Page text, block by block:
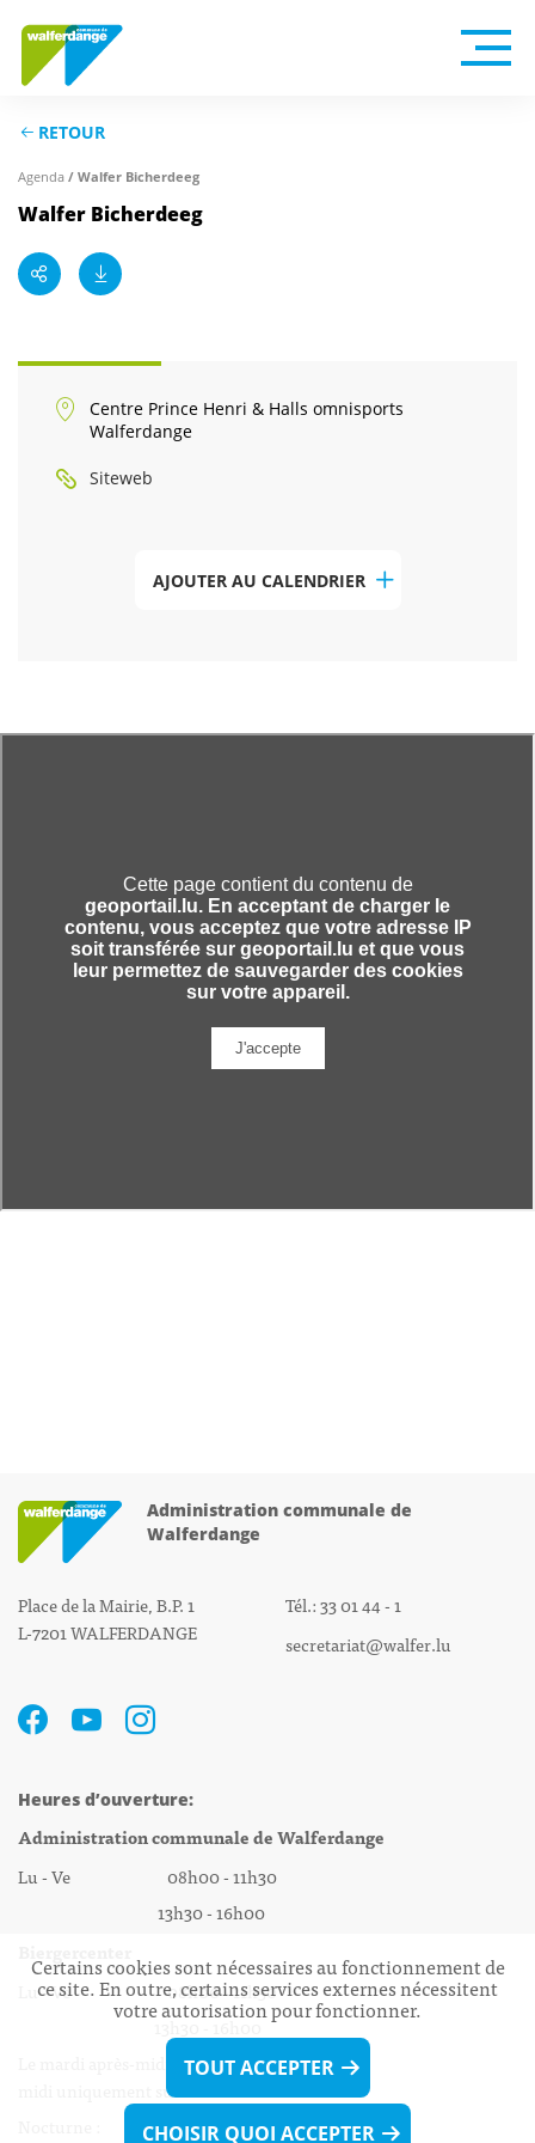
RETOUR
Agenda / Walfer Bicherdeeg
Walfer Bicherdeeg
Centre Prince Henri & Halls omnisports
Walferdange
Siteweb
AJOUTER AU CALENDRIER
Administration communale de
Walferdange
Place de la Mairie, B.P. 1
L-7201 WALFERDANGE
Tél.: 33 01 44 - 1
secretariat@walfer.lu
Heures d’ouverture:
Administration communale de Walferdange
Lu - Ve 08h00 - 11h30
13h30 - 16h00
Lu - Ve 08h00 - 11h30
13h30 - 16h00
Le mardi après-midi et le vendredi après-
midi uniquement sur Rdv.
Certains cookies sont nécessaires au fonctionnement de
ce site. En outre, certains services externes nécessitent
votre autorisation pour fonctionner.
TOUT ACCEPTER
CHOISIR QUOI ACCEPTER